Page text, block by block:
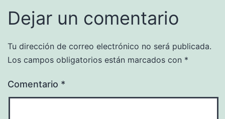
Dejar un comentario
Tu dirección de correo electrónico no será publicada.
Los campos obligatorios están marcados con *
Comentario *